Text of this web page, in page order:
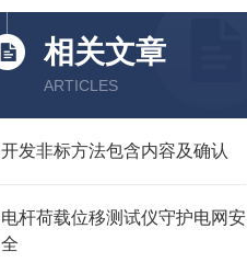
相关文章
ARTICLES
开发非标方法包含内容及确认
电杆荷载位移测试仪守护电网安
全